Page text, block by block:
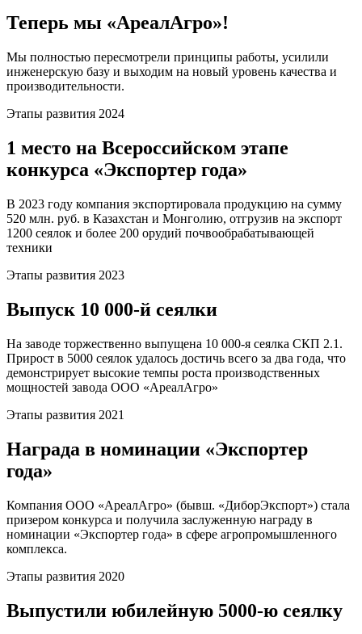
Теперь мы «АреалАгро»!
Мы полностью пересмотрели принципы работы, усилили
инженерскую базу и выходим на новый уровень качества и
производительности.
Этапы развития 2024
1 место на Всероссийском этапе
конкурса «Экспортер года»
В 2023 году компания экспортировала продукцию на сумму
520 млн. руб. в Казахстан и Монголию, отгрузив на экспорт
1200 сеялок и более 200 орудий почвообрабатывающей
техники
Этапы развития 2023
Выпуск 10 000-й сеялки
На заводе торжественно выпущена 10 000-я сеялка СКП 2.1.
Прирост в 5000 сеялок удалось достичь всего за два года, что
демонстрирует высокие темпы роста производственных
мощностей завода ООО «АреалАгро»
Этапы развития 2021
Награда в номинации «Экспортер
года»
Компания ООО «АреалАгро» (бывш. «ДиборЭкспорт») стала
призером конкурса и получила заслуженную награду в
номинации «Экспортер года» в сфере агропромышленного
комплекса.
Этапы развития 2020
Выпустили юбилейную 5000-ю сеялку